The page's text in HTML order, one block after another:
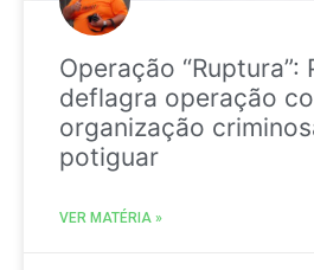
Operação “Ruptura”:
deflagra operação
organização
potiguar
VER MATÉRIA »